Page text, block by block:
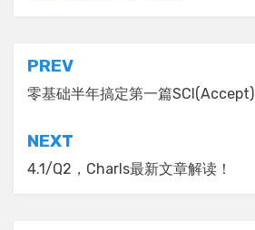
Post
navigation
PREV
零基础半年搞定第一篇SCI(Accept)
NEXT
4.1/Q2，Charls最新文章解读！